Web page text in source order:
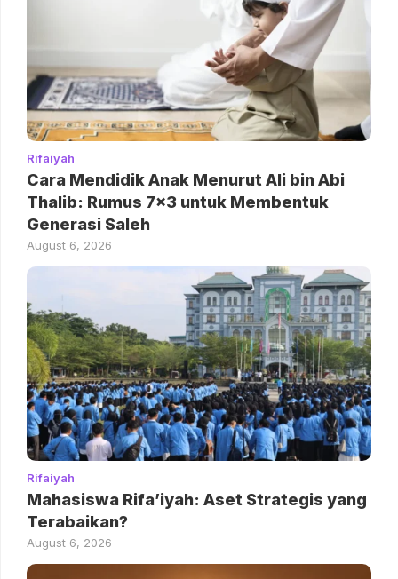
Rifaiyah
Cara Mendidik Anak Menurut Ali bin Abi
Thalib: Rumus 7×3 untuk Membentuk
Generasi Saleh
August 6, 2026
Rifaiyah
Mahasiswa Rifa’iyah: Aset Strategis yang
Terabaikan?
August 6, 2026